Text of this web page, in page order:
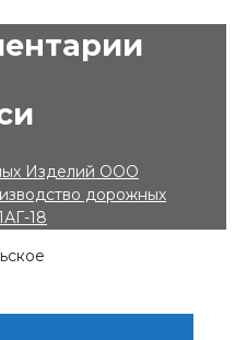
Изделий ООО
дорожных
18